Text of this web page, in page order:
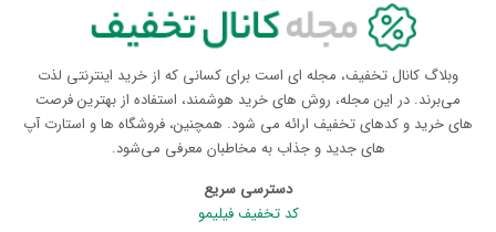
وبلاگ کانال تخفیف، مجله ای است برای کسانی که از خرید اینترنتی لذت
می‌برند. در این مجله، روش های خرید هوشمند، استفاده از بهترین فرصت
های خرید و کدهای تخفیف ارائه می شود. همچنین، فروشگاه ها و استارت آپ
های جدید و جذاب به مخاطبان معرفی می‌شود.
دسترسی سریع
کد تخفیف فیلیمو